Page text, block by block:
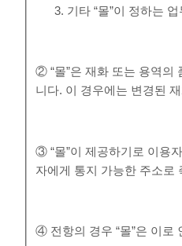
기타 “몰”이 정하는 업
② “몰”은 재화 또는 용역의
니다. 이 경우에는 변경된
③ “몰”이 제공하기로 이용
자에게 통지 가능한 주소로
④ 전항의 경우 “몰”은 이로